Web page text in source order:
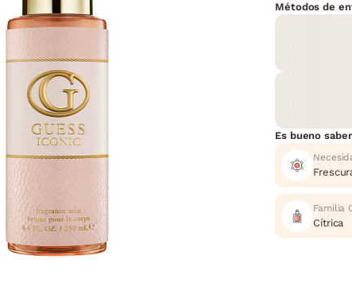
Métodos de
Es bueno saber
Familia
Cítrica